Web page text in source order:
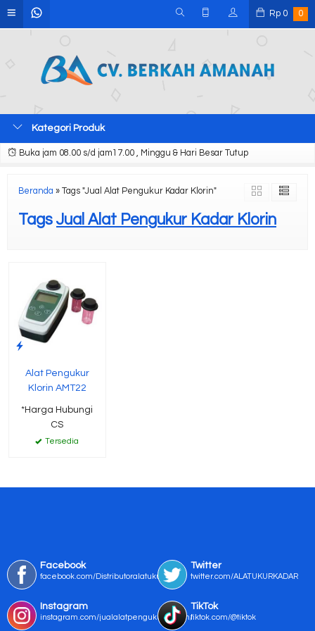
Rp 0 0
Kategori Produk
Buka jam 08.00 s/d jam17.00 , Minggu & Hari Besar Tutup
Beranda » Tags "Jual Alat Pengukur Kadar Klorin"
Tags Jual Alat Pengukur Kadar Klorin
Alat Pengukur
Klorin AMT22
*Harga Hubungi
CS
Tersedia
Facebook
facebook.com/Distributoralatukur
Twitter
twitter.com/ALATUKURKADAR
Instagram
instagram.com/jualalatpengukurmurah/
TikTok
tiktok.com/@tiktok